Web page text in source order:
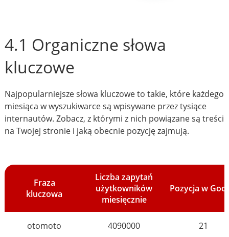
4.1 Organiczne słowa
kluczowe
Najpopularniejsze słowa kluczowe to takie, które każdego
miesiąca w wyszukiwarce są wpisywane przez tysiące
internautów. Zobacz, z którymi z nich powiązane są treści
na Twojej stronie i jaką obecnie pozycję zajmują.
Fraza
kluczowa
Liczba zapytań
użytkowników
miesięcznie
Pozycja w
otomoto 4090000 21